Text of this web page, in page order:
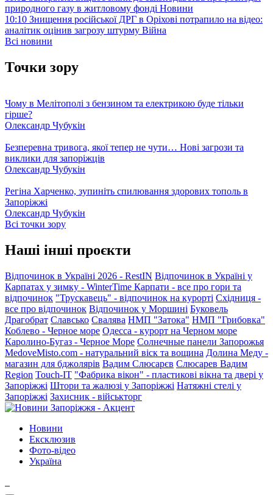
природного газу в житловому фонді Новини
10:10 Знищення російської ДРГ в Оріхові потрапило на відео:
аналітик оцінив загрозу штурму Війна
Всі новини
Точки зору
Чому в Мелітополі з бензином та електрикою буде тільки
гірше?
Олександр Чубукін
Безперевна тривога, якої тепер не чути… Нові загрози та
виклики для запоріжців
Олександр Чубукін
Регіна Харченко, зупиніть спилювання здорових тополь в
Запоріжжі
Олександр Чубукін
Всі точки зору
Наші інші проєкти
Відпочинок в Україні 2026 - RestIN Відпочинок в Україні у
Карпатах у зимку - WinterTime Карпати - все про гори та
відпочинок "Трускавець" - відпочинок на курорті Східниця -
все про відпочинок Відпочинок у Моршині Буковель
Драгобрат Славсько Свалява НМП "Затока" НМП "Грибовка"
Коблево - Черное море Одесса - курорт на Черном море
Каролино-Бугаз - Черное Море Солнечные панели Запорожья
MedoveMisto.com - натуральний віск та вощина Долина Меду -
магазин для бджолярів Вадим Слюсарєв Слюсарев Вадим
Region Touch-IT "Фабрика вікон" - пластикові вікна та двері у
Запоріжжі Штори та жалюзі у Запоріжжі Натяжні стелі у
Запоріжжі Захисник - військторг
Новини
Ексклюзив
Фото-відео
Україна